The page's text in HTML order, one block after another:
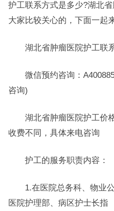
护工联系方式是多少?湖北
大家比较关心的，下面一起
湖北省肿瘤医院护工联系
微信预约咨询：
咨询)
湖北省肿瘤医院护工价格
收费不同，具体来电咨询
护工的服务职责内容：
1.在医院总务科、物业公
医院护理部、病区护士长指